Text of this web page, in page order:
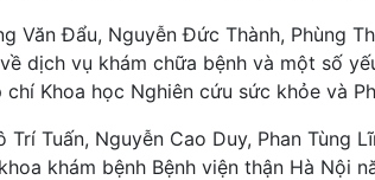
Văn Đẩu, Nguyễn Đức Thành, Phùng
dịch vụ khám chữa bệnh và một số
chí Khoa học Nghiên cứu sức khỏe và
Trí Tuấn, Nguyễn Cao Duy, Phan Tùng
khám bệnh Bệnh viện thận Hà Nội